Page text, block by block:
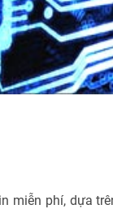
miễn phí, dựa